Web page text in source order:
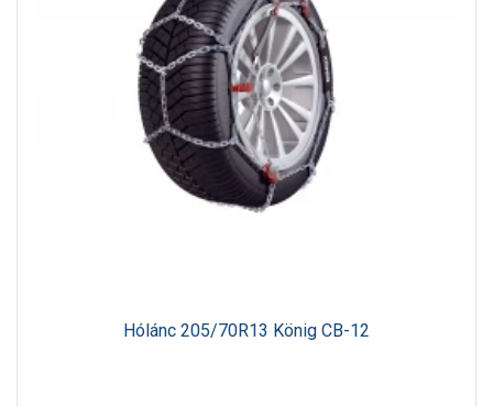
Hólánc 205/70R13 König CB-12